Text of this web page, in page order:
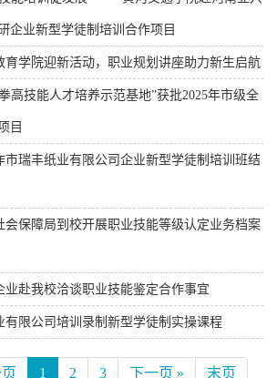
企业新型学徒制培训合作项目
育学院迎新活动，职业规划讲座助力新生启航
高技能人才培养示范基地”获批2025年市级全
目
瑞丰纸业有限公司企业新型学徒制培训班结
会保障局到校开展职业技能等级认定业务档案
业赴我校洽谈职业技能鉴定合作事宜
有限公司培训录制新型学徒制实操课程
1 2 3 下一页 » 末页